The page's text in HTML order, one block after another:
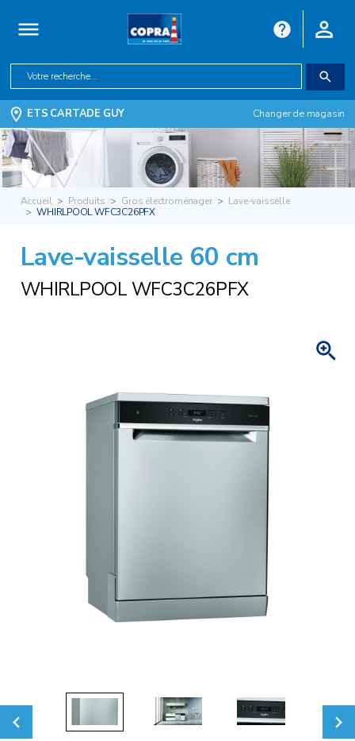
ETS CARTADE GUY Changer de magasin
Accueil Produits Gros électroménager
Lave-vaisselle
WHIRLPOOL WFC3C26PFX
Lave-vaisselle 60 cm
WHIRLPOOL WFC3C26PFX